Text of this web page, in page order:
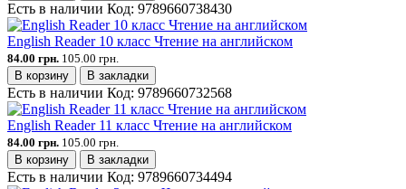
Есть в наличии Код: 9789660738430
English Reader 10 класс Чтение на английском
84.00 грн. 105.00 грн.
В корзину
В закладки
Есть в наличии Код: 9789660732568
English Reader 11 класс Чтение на английском
84.00 грн. 105.00 грн.
В корзину
В закладки
Есть в наличии Код: 9789660734494